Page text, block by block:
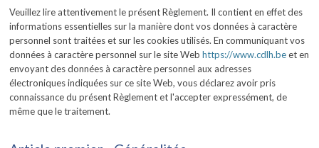
Veuillez lire attentivement le présent Règlement. Il contient en effet des
informations essentielles sur la manière dont vos données à caractère
personnel sont traitées et sur les cookies utilisés. En communiquant vos
données à caractère personnel sur le site Webhttps://www.cdlh.beet en
envoyant des données à caractère personnel aux adresses
électroniques indiquées sur ce site Web, vous déclarez avoir pris
connaissance du présent Règlement et l'accepter expressément, de
même que le traitement.